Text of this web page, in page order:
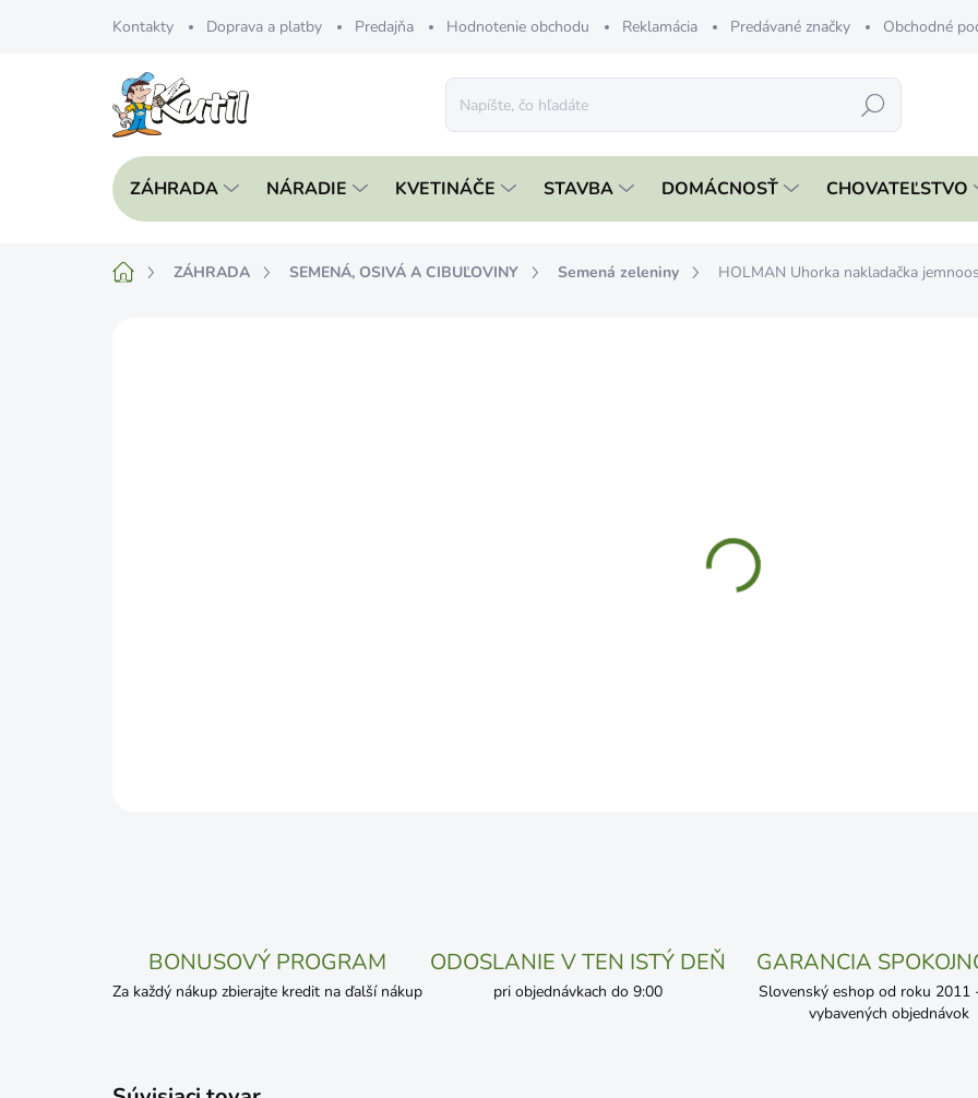
Kontakty Doprava a platby Predajňa Hodnotenie obchodu Reklamácia Predávané značky Obchodné
Hľadať
ZÁHRADA NÁRADIE KVETINÁČE STAVBA DOMÁCNOSŤ CHOVATEĽSTVO
DomovZÁHRADA SEMENÁ, OSIVÁ A CIBUĽOVINY Semená zeleniny HOLMAN Uhorka nakladačka
MOŽNOSTI DORUČENIA
BONUSOVÝ PROGRAM
Za každý nákup zbierajte kredit na ďalší nákup
ODOSLANIE V TEN ISTÝ DEŇ
pri objednávkach do 9:00
GARANCIA
Slovenský eshop od roku 2011
vybavených objednávok